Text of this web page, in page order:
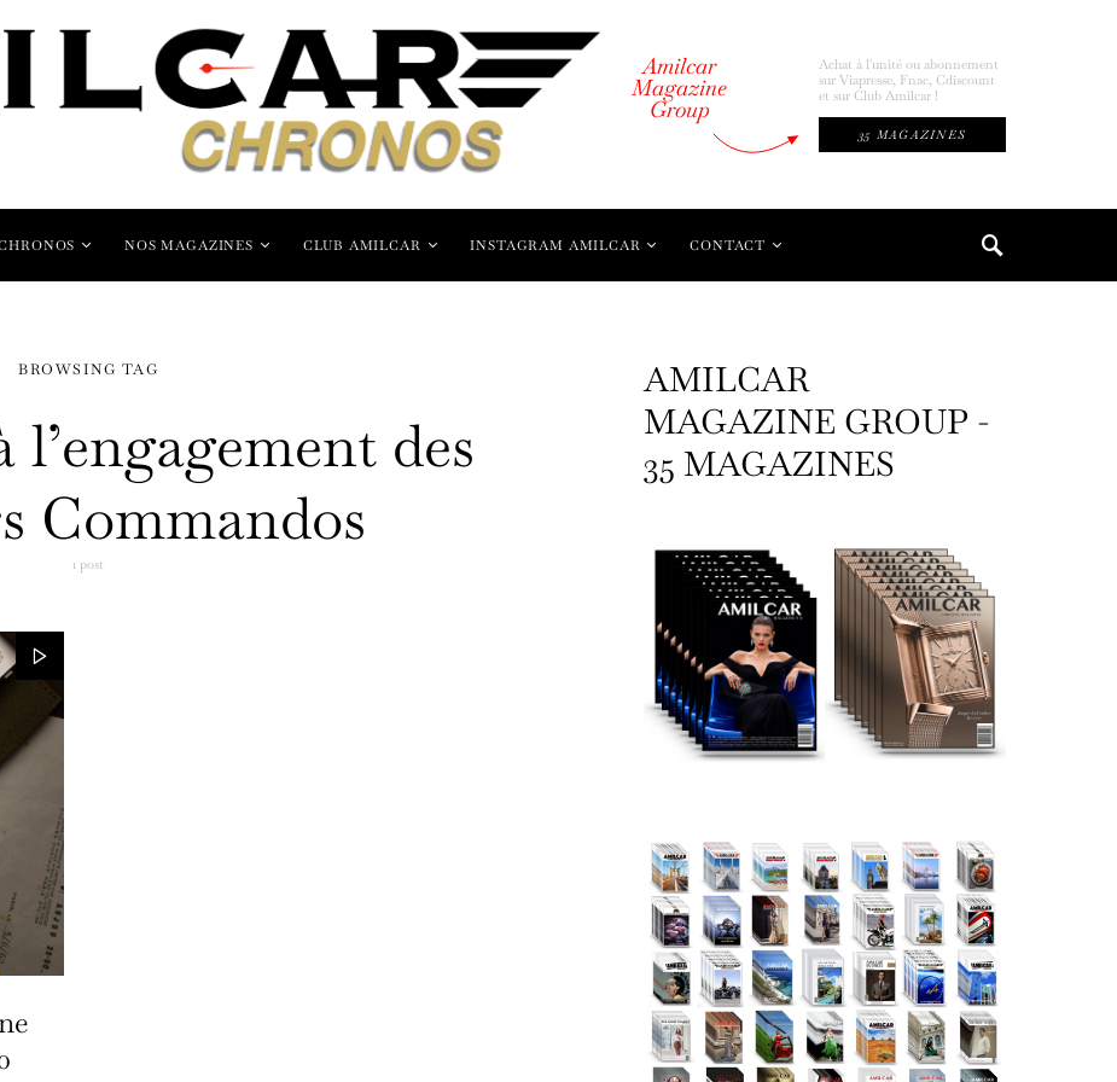
Amilcar
Magazine
Group
Achat à l'unité ou abonnement
sur Viapresse, Fnac, Cdiscount
et sur Club Amilcar !
35 MAGAZINES
NOS MAGAZINES CLUB AMILCAR INSTAGRAM AMILCAR CONTACT
BROWSING TAG
des
Commandos
1 post
AMILCAR
MAGAZINE GROUP -
35 MAGAZINES